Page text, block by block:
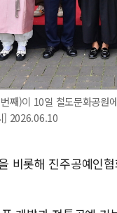
째)이 10일 철도문화공
] 2026.06.10
비롯해 진주공예인